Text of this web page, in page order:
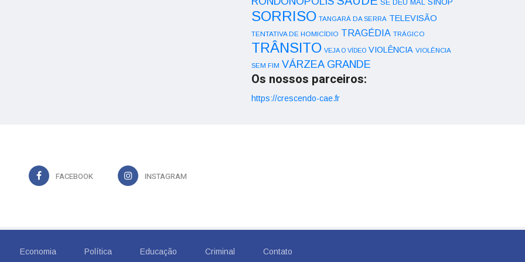
SE DEU MAL
SORRISO TANGARÁ DA SERRA TELEVISÃO
TENTATIVA DE HOMICÍDIO TRAGÉDIA TRÁGICO
TRÂNSITO VEJA O VÍDEO VIOLÊNCIA VIOLÊNCIA
SEM FIM VÁRZEA GRANDE
Os nossos parceiros:
https://crescendo-cae.fr
FACEBOOK INSTAGRAM
Economia Política Educação Criminal Contato